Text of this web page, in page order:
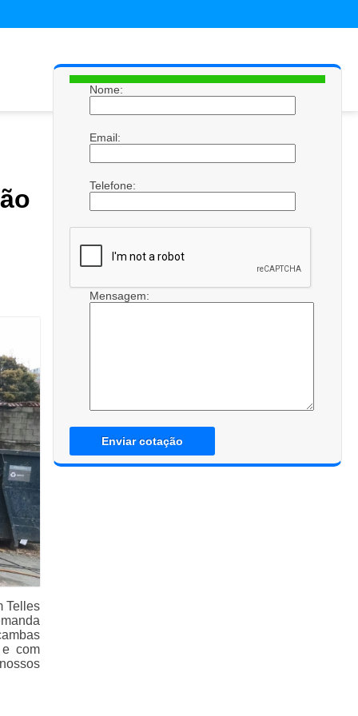
Telles
com
Nome:
Email:
Telefone:
Mensagem:
Enviar cotação